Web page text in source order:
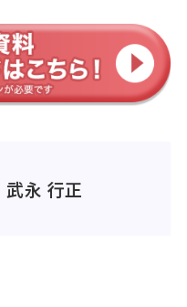
永 行正